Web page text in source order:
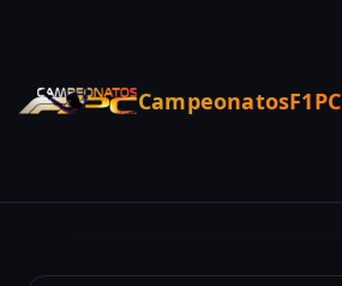
CampeonatosF1PC